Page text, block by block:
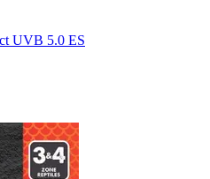
UVB 5.0 ES